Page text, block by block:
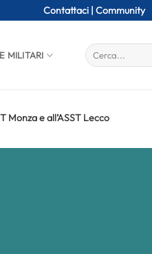
Contattaci | Community
MILITARI
Monza e all’ASST Lecco